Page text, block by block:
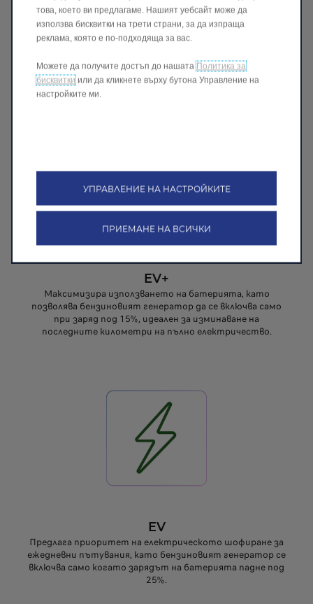
производителност при по-предизвикателни
условия.
Комбинацията от тези режими дава на
водачите пълна свобода да се наслаждават на
плавното усещане от електрическото
задвижване във всяка ситуация, без
компромиси.
EV+
Максимизира използването на батерията, като
позволява бензиновият генератор да се включва само
при заряд под 15%, идеален за изминаване на
последните километри на пълно електричество.
EV
Предлага приоритет на електрическото шофиране за
ежедневни пътувания, като бензиновият генератор се
включва само когато зарядът на батерията падне под
25%.
това, което ви предлагаме. Нашият уебсайт може да
използва бисквитки на трети страни, за да изпраща
реклама, която е по-подходяща за вас.
Можете да получите достъп до нашата Политика за
бисквитки или да кликнете върху бутона Управление на
настройките ми.
УПРАВЛЕНИЕ НА НАСТРОЙКИТЕ
ПРИЕМАНЕ НА ВСИЧКИ